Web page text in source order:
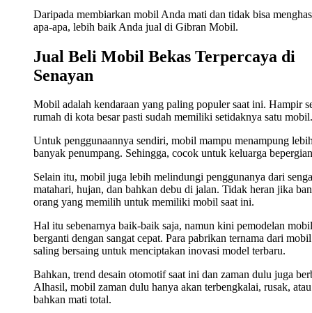
Daripada membiarkan mobil Anda mati dan tidak bisa
apa-apa, lebih baik Anda jual di Gibran Mobil.
Jual Beli Mobil Bekas Terpercaya di
Senayan
Mobil adalah kendaraan yang paling populer saat ini. Hampir
rumah di kota besar pasti sudah memiliki setidaknya satu mobil.
Untuk penggunaannya sendiri, mobil mampu menampung
banyak penumpang. Sehingga, cocok untuk keluarga
Selain itu, mobil juga lebih melindungi penggunanya dari
matahari, hujan, dan bahkan debu di jalan. Tidak heran jika
orang yang memilih untuk memiliki mobil saat ini.
Hal itu sebenarnya baik-baik saja, namun kini pemodelan mobil
berganti dengan sangat cepat. Para pabrikan ternama dari
saling bersaing untuk menciptakan inovasi model terbaru.
Bahkan, trend desain otomotif saat ini dan zaman dulu juga
Alhasil, mobil zaman dulu hanya akan terbengkalai, rusak, atau
bahkan mati total.